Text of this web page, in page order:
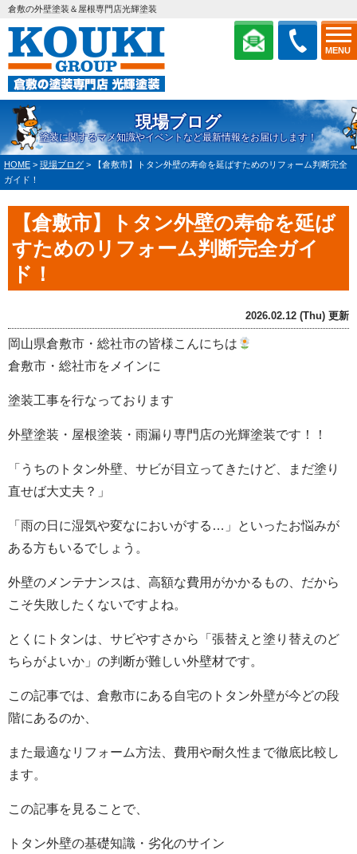
MENU
倉敷の外壁塗装＆屋根専門店光輝塗装
現場ブログ
塗装に関するマメ知識やイベントなど最新情報をお届けします！
HOME > 現場ブログ >
【倉敷市】トタン外壁の寿命を延ばすためのリフォーム判断完全
ガイド！
【倉敷市】トタン外壁の寿命を延ば
すためのリフォーム判断完全ガイ
ド！
2026.02.12 (Thu) 更新
岡山県倉敷市・総社市の皆様こんにちは
倉敷市・総社市をメインに
塗装工事を行なっております
外壁塗装・屋根塗装・雨漏り専門店の光輝塗装です！！
「うちのトタン外壁、サビが目立ってきたけど、まだ塗り
直せば大丈夫？」
「雨の日に湿気や変なにおいがする…」といったお悩みが
ある方もいるでしょう。
外壁のメンテナンスは、高額な費用がかかるもの、だから
こそ失敗したくないですよね。
とくにトタンは、サビやすさから「張替えと塗り替えのど
ちらがよいか」の判断が難しい外壁材です。
この記事では、倉敷市にある自宅のトタン外壁が今どの段
階にあるのか、
また最適なリフォーム方法、費用や耐久性まで徹底比較し
ます。
この記事を見ることで、
トタン外壁の基礎知識・劣化のサイン